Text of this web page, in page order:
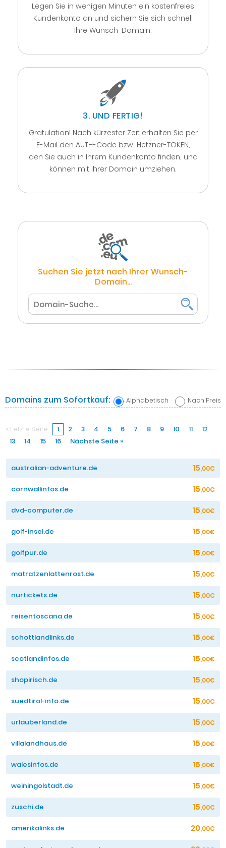
Legen Sie in wenigen Minuten ein kostenfreies
Kundenkonto an und sichern Sie sich schnell
Ihre Wunsch-Domain.
3. UND FERTIG!
Gratulation! Nach kürzester Zeit erhalten Sie per
E-Mail den AUTH-Code bzw. Hetzner-TOKEN,
den Sie auch in Ihrem Kundenkonto finden, und
können mit Ihrer Domain umziehen.
Suchen Sie jetzt nach Ihrer Wunsch-
Domain...
Alphabetisch Nach Preis
Domains zum Sofortkauf:
« Letzte Seite 1 2 3 4 5 6 7 8 9 10 11
12
13
14 15 16 Nächste Seite »
australian-adventure.de 15,00€
cornwallinfos.de 15,00€
dvd-computer.de 15,00€
golf-insel.de 15,00€
golfpur.de 15,00€
matratzenlattenrost.de 15,00€
nurtickets.de 15,00€
reisentoscana.de 15,00€
schottlandlinks.de 15,00€
scotlandinfos.de 15,00€
shopirisch.de 15,00€
suedtirol-info.de 15,00€
urlauberland.de 15,00€
villalandhaus.de 15,00€
walesinfos.de 15,00€
weiningolstadt.de 15,00€
zuschi.de 15,00€
amerikalinks.de 20,00€